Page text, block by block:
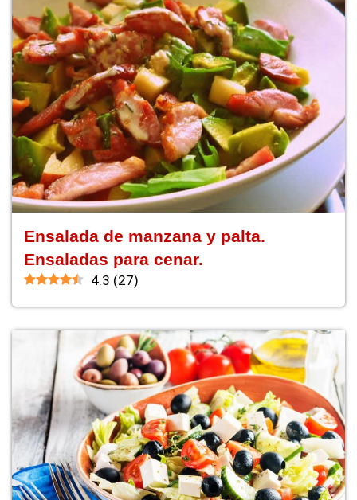
Ensalada de manzana y palta.
Ensaladas para cenar.
4.3 (27)